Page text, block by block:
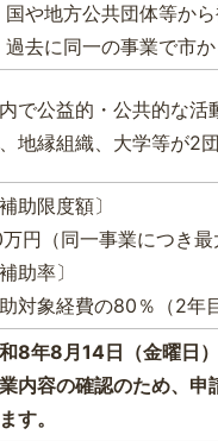
国や地方公共団体等か
過去に同一の事業で市
で公益的・公共的な活
地縁組織、大学等が2
補助限度額〕
円（同一事業につき最
補助率〕
対象経費の80％（2年
8年8月14日（金曜日
内容の確認のため、申
す。